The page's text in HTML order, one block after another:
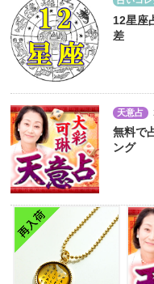
12星座
差
天意占
無料で
ング